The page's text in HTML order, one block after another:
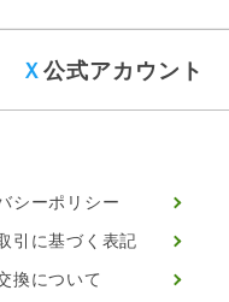
Ｘ公式アカウント
シーポリシー
引に基づく表記
換について